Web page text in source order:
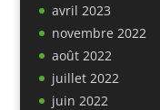
avril 2023
novembre 2022
août 2022
juillet 2022
juin 2022